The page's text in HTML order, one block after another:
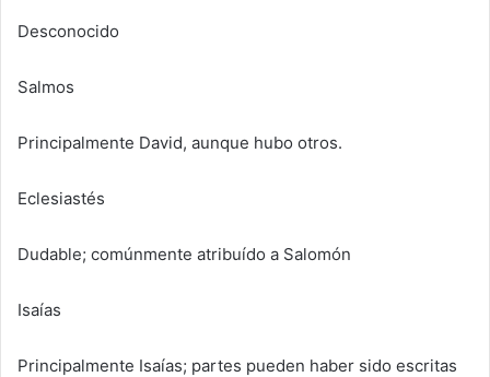
Desconocido
Salmos
Principalmente David, aunque hubo otros.
Eclesiastés
Dudable; comúnmente atribuído a Salomón
Isaías
Principalmente Isaías; partes pueden haber sido escritas